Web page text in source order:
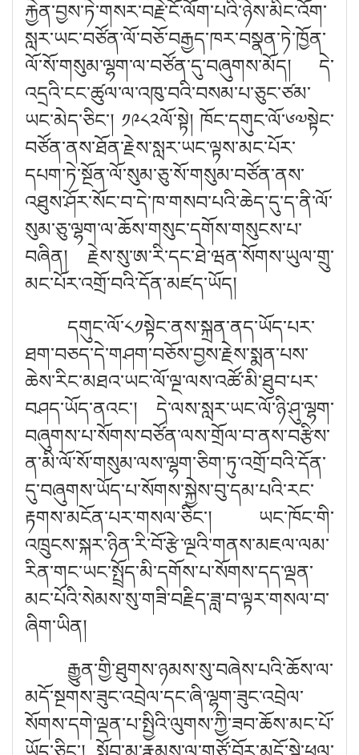
རྐྱེན་བྱས་ཏེ་གསར་བརྗེ་ངོ་ལོག་པའི་ཉེས་མིང་འོག་
སླར་ཡང་བཙོན་ལོ་བཅོ་བརྒྱད་ཁར་བསྣན་ཏེ་ཁྱོན་
ལོ་སོ་གསུམ་ལྷག་ལ་བཙོན་དུ་བཞུགས་མོད། དེ་
འདྲའི་ངང་ཚུལ་ལ་འཁུ་བའི་བསམ་པ་ཅུང་ཙམ་
ཡང་མེད་ཅིང་། ༡༩༨༢ལོ་སྟེ། ཁོང་དགུང་ལོ་༦༧སྟེང་
བཙོན་ནས་ཐོན་རྗེས་སླར་ཡང་ལྟས་མང་པོར་
དཔག་ཏེ་སྔོན་ལོ་སུམ་ཅུ་སོ་གསུམ་བཙོན་ནས་
འཐུས་ཤོར་སོང་བ་དེ་ཁ་གསབ་པའི་ཆེད་དུ་ད་ནི་ལོ་
སུམ་ཅུ་ལྷག་ལ་ཆོས་གསུང་དགོས་གསུངས་པ་
བཞིན། རྗེས་སུ་ཨ་རི་དང་ཐེ་ཝན་སོགས་ཡུལ་གྲུ་
མང་པོར་འགྲོ་བའི་དོན་མཛད་ཡོད།
དགུང་ལོ་༨༡སྟེང་ནས་སྐྲན་ནད་ཡོད་པར་
ཐག་བཅད་དེ་གཤག་བཅོས་བྱས་རྗེས་སྨན་པས་
ཆེས་རིང་མཐའ་ཡང་ལོ་ལྔ་ལས་འཚོ་མི་ཐུབ་པར་
བཤད་ཡོད་ནའང་། དེ་ལས་སླར་ཡང་ལོ་ཉི་ཤུ་ལྷག་
བཞུགས་པ་སོགས་བཙོན་ལས་གྲོལ་བ་ནས་བརྩིས་
ན་མི་ལོ་སོ་གསུམ་ལས་ལྷག་ཅིག་ཏུ་འགྲོ་བའི་དོན་
དུ་བཞུགས་ཡོད་པ་སོགས་སྐྱེས་བུ་དམ་པའི་རང་
རྟགས་མངོན་པར་གསལ་ཅིང་། ཡང་ཁོང་གི་
འཁྲུངས་སྐར་ཉིན་རི་བོ་རྩེ་ལྔའི་གནས་མཇལ་ལམ་
རིན་གང་ཡང་སྤྲོད་མི་དགོས་པ་སོགས་དད་ལྡན་
མང་པོའི་སེམས་སུ་གཟི་བརྗིད་ཟླ་བ་ལྟར་གསལ་བ་
ཞིག་ཡིན།
རྒྱུན་གྱི་ཐུགས་ཉམས་སུ་བཞེས་པའི་ཆོས་ལ་
མདོ་སྔགས་ཟུང་འབྲེལ་དང་ཞི་ལྷག་ཟུང་འབྲེལ་
སོགས་དགེ་ལྡན་པ་སྤྱིའི་ལུགས་ཀྱི་ཟབ་ཆོས་མང་པོ་